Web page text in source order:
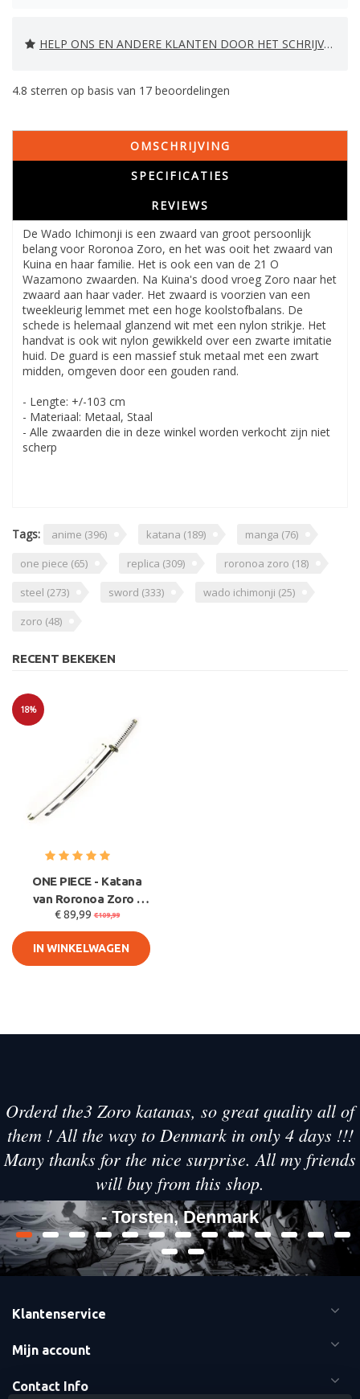
HELP ONS EN ANDERE KLANTEN DOOR HET SCHRIJVEN VAN EEN REVIEW
4.8 sterren op basis van 17 beoordelingen
OMSCHRIJVING
SPECIFICATIES
REVIEWS
De Wado Ichimonji is een zwaard van groot persoonlijk
belang voor Roronoa Zoro, en het was ooit het zwaard van
Kuina en haar familie. Het is ook een van de 21 O
Wazamono zwaarden. Na Kuina's dood vroeg Zoro naar het
zwaard aan haar vader. Het zwaard is voorzien van een
tweekleurig lemmet met een hoge koolstofbalans. De
schede is helemaal glanzend wit met een nylon strikje. Het
handvat is ook wit nylon gewikkeld over een zwarte imitatie
huid. De guard is een massief stuk metaal met een zwart
midden, omgeven door een gouden rand.
- Lengte: +/-103 cm
- Materiaal: Metaal, Staal
- Alle zwaarden die in deze winkel worden verkocht zijn niet
scherp
Tags: anime (396) katana (189) manga (76)
one piece (65) replica (309) roronoa zoro (18)
steel (273) sword (333) wado ichimonji (25)
zoro (48)
RECENT BEKEKEN
18%
ONE PIECE - Katana
van Roronoa Zoro -
Wado Ichimonji
€ 89,99 €109,99
IN WINKELWAGEN
Orderd the3 Zoro katanas, so great quality all of
them ! All the way to Denmark in only 4 days !!!
Many thanks for the nice surprise. All my friends
will buy from this shop.
- Torsten, Denmark
Klantenservice
Mijn account
Contact Info